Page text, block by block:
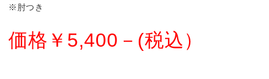
※肘つき
価格￥5,400－(税込）